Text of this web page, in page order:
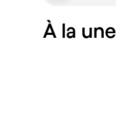
À la une